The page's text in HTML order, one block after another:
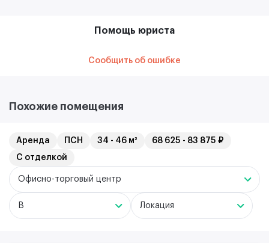
Помощь юриста
Сообщить об ошибке
Похожие помещения
Аренда ПСН 34 - 46 м²
68 625 - 83 875 ₽
С отделкой
Офисно-торговый центр
B Локация